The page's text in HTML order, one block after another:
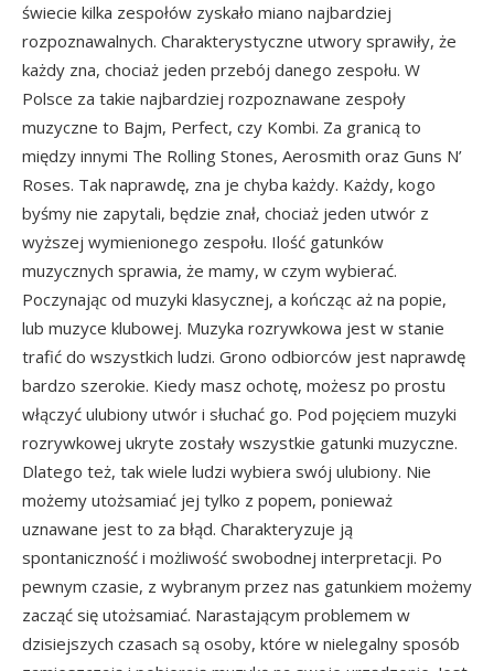
świecie kilka zespołów zyskało miano najbardziej
rozpoznawalnych. Charakterystyczne utwory sprawiły, że
każdy zna, chociaż jeden przebój danego zespołu. W
Polsce za takie najbardziej rozpoznawane zespoły
muzyczne to Bajm, Perfect, czy Kombi. Za granicą to
między innymi The Rolling Stones, Aerosmith oraz Guns N’
Roses. Tak naprawdę, zna je chyba każdy. Każdy, kogo
byśmy nie zapytali, będzie znał, chociaż jeden utwór z
wyższej wymienionego zespołu. Ilość gatunków
muzycznych sprawia, że mamy, w czym wybierać.
Poczynając od muzyki klasycznej, a kończąc aż na popie,
lub muzyce klubowej. Muzyka rozrywkowa jest w stanie
trafić do wszystkich ludzi. Grono odbiorców jest naprawdę
bardzo szerokie. Kiedy masz ochotę, możesz po prostu
włączyć ulubiony utwór i słuchać go. Pod pojęciem muzyki
rozrywkowej ukryte zostały wszystkie gatunki muzyczne.
Dlatego też, tak wiele ludzi wybiera swój ulubiony. Nie
możemy utożsamiać jej tylko z popem, ponieważ
uznawane jest to za błąd. Charakteryzuje ją
spontaniczność i możliwość swobodnej interpretacji. Po
pewnym czasie, z wybranym przez nas gatunkiem możemy
zacząć się utożsamiać. Narastającym problemem w
dzisiejszych czasach są osoby, które w nielegalny sposób